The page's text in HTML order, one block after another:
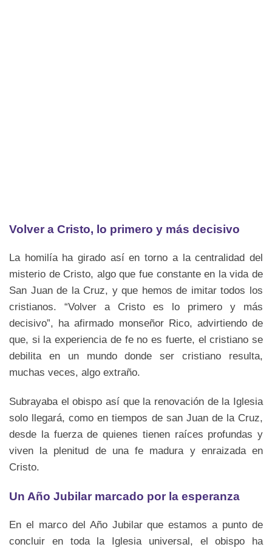
Volver a Cristo, lo primero y más decisivo
La homilía ha girado así en torno a la centralidad del
misterio de Cristo, algo que fue constante en la vida de
San Juan de la Cruz, y que hemos de imitar todos los
cristianos. “Volver a Cristo es lo primero y más
decisivo”, ha afirmado monseñor Rico, advirtiendo de
que, si la experiencia de fe no es fuerte, el cristiano se
debilita en un mundo donde ser cristiano resulta,
muchas veces, algo extraño.
Subrayaba el obispo así que la renovación de la Iglesia
solo llegará, como en tiempos de san Juan de la Cruz,
desde la fuerza de quienes tienen raíces profundas y
viven la plenitud de una fe madura y enraizada en
Cristo.
Un Año Jubilar marcado por la esperanza
En el marco del Año Jubilar que estamos a punto de
concluir en toda la Iglesia universal, el obispo ha